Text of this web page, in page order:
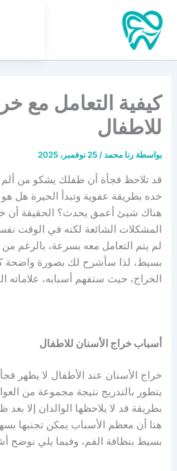
تخطي
إلى
المحتوى
كيفية التعامل مع
للاطفال
بواسطة رنا محمد/25 نوفمبر، 2025
قد تلاحظ فجأة أن طفلك يشكو من
خده بطريقة عفوية وتبدأ الحيرة
هناك شيئ أعمق يحدث؟ الحقيقة أن
المشكلات الشائعة لكنه في الوقت
لم يتم التعامل معه بسرعة، بالرغم
بسيط، لذا سأشرح لك بصورة واضحة
الخراج، حيث ستفهم أسبابه، علاماته
أسباب خراج الأسنان للاطفال
خراج الأسنان عند الأطفال لا يظهر
يتطور بالتدريج نتيجة مجموعة من
بطريقة قد لا يلاحظها الوالدان إلا
هنا أن معظم الأسباب يمكن تجنبها
بسيط بنظافة الفم، وفيما يلي نوضح